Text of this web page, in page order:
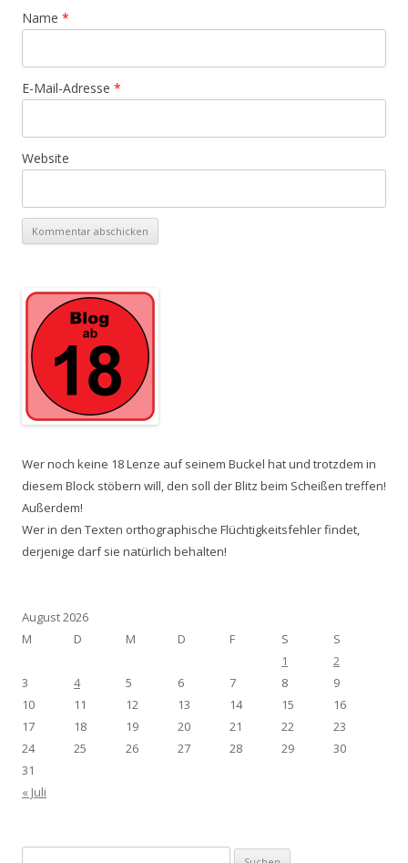
Name *
E-Mail-Adresse *
Website
Wer noch keine 18 Lenze auf seinem Buckel hat und trotzdem in
diesem Block stöbern will, den soll der Blitz beim Scheißen treffen!
Außerdem!
Wer in den Texten orthographische Flüchtigkeitsfehler findet,
derjenige darf sie natürlich behalten!
August 2026
M
D M D F S
S
1
2
3
4 5 6 7 8
9
10
11 12 13 14 15
16
17
18 19 20 21 22
23
24
25 26 27 28 29
30
31
« Juli